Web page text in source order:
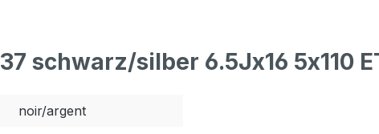
schwarz/silber 6.5Jx16 5x110
noir/argent